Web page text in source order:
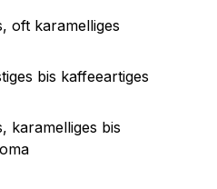
oft karamelliges
bis kaffeeartiges
karamelliges bis